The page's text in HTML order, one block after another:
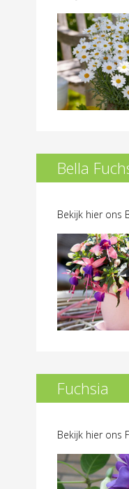
Bella
Bekijk hier ons
Fuchsia
Bekijk hier ons